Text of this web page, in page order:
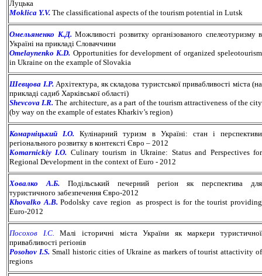
Луцька
Moklica Y.V. The classificational aspects of the tourism potential in Lutsk
Омельяненко К.Д. Можливості розвитку організованого спелеотуризму в
Україні на прикладі Словаччини
Omelaynenko K.D. Opportunities for development of organized speleotourism
in Ukraine on the example of Slovakia
Шевцова І.Р. Архітектура, як складова туристської привабливості міста (на
прикладі садиб Харківської області)
Shevcova I.R.The architecture, as a part of the tourism attractiveness of the city
(by way on the example of estates Kharkiv’s region)
Комарніцький І.О. Кулінарний туризм в Україні: стан і перспективи
регіонального розвитку в контексті Євро – 2012
Komarnickiy I.O. Culinary tourism in Ukraine: Status and Perspectives for
Regional Development in the context of Euro - 2012
Ховалко А.Б. Подільський печерний регіон як перспектива для
туристичного забезпечення Євро-2012
Khovalko A.B. Podolsky cave region as prospect is for the tourist providing
Euro-2012
Посохов І.С.
Малі історичні міста України як маркери туристичної
привабливості регіонів
Posohov I.S. Small historic cities of Ukraine as markers of tourist attactivity of
regions